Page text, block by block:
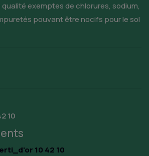
exemptes de chlorures, sodium,
pouvant être nocifs pour le sol
10
10 42 10